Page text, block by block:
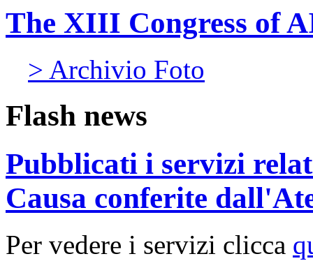
The XIII Congress of
> Archivio Foto
Flash news
Pubblicati i servizi
Causa conferite
Per vedere i servizi clicca